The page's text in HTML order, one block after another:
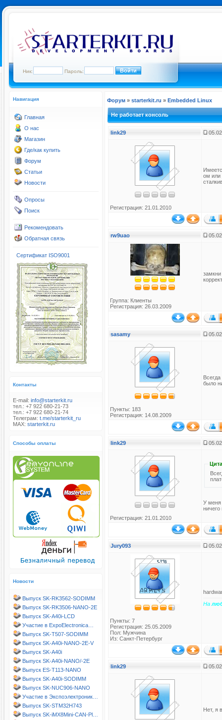
Ник: Пароль:
Навигация
Главная
О нас
Магазин
Где/как купить
Форум
Статьи
Новости
Опросы
Поиск
Рекомендовать
Обратная связь
Сертификат ISO9001
Контакты
E-mail: info@starterkit.ru
тел.: +7 922 680-21-73
тел.: +7 922 680-21-74
Телеграм: t.me/starterkit_ru
MAX: starterkit.ru
Способы оплаты
Новости
Выпуск SK-RK3562-SODIMM
Выпуск SK-RK3506-NANO-2E
Выпуск SK-A40i-LCD
Участие в ExpoElectronica…
Выпуск SK-T507-SODIMM
Выпуск SK-A40i-NANO-2E-V
Выпуск SK-A40i
Выпуск SK-A40i-NANO/-2E
Выпуск ES-T113-NANO
Выпуск SK-A40i-SODIMM
Выпуск SK-NUC906-NANO
Участие в Экспоэлектроник…
Выпуск SK-STM32H743
Выпуск SK-iMX8Mini-CAN-Pl…
Форум » starterkit.ru » Embedded Linux
Не работает консоль
link29
Регистрация: 21.01.2010
ом или
rw9uao
Группа: Клиенты
Регистрация: 26.03.2009
sasamy
Пункты: 183
Регистрация: 14.08.2009
было
link29
Регистрация: 21.01.2010
У меня
ничего
Jury093
Пункты: 7
Регистрация: 25.05.2009
Пол: Мужчина
Из: Санкт-Петербург
На
link29
Нет, я